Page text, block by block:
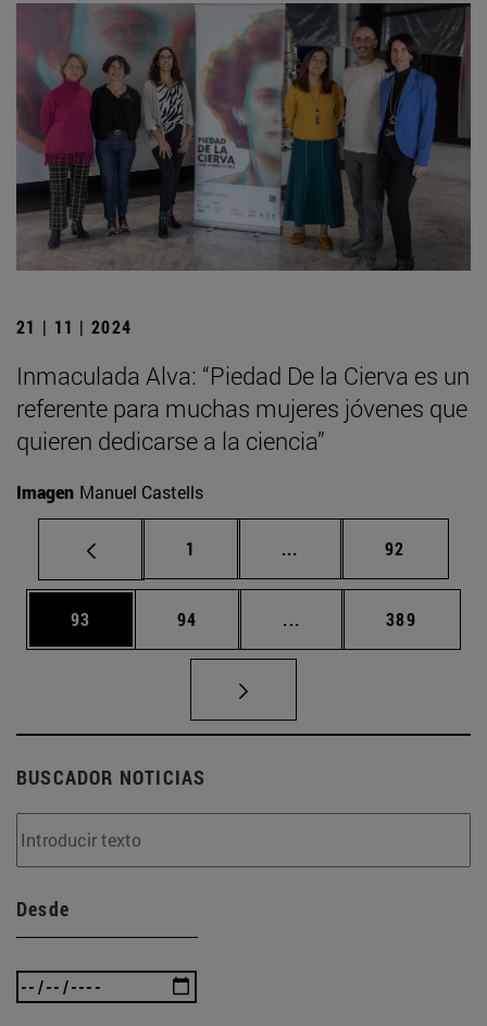
21 | 11 | 2024
Inmaculada Alva: “Piedad De la Cierva es un
referente para muchas mujeres jóvenes que
quieren dedicarse a la ciencia”
Imagen Manuel Castells
Página
1 ... Páginas intermedias
Página
92
Página
93 Página
94 ... Páginas intermedias
Página
389
BUSCADOR NOTICIAS
Desde